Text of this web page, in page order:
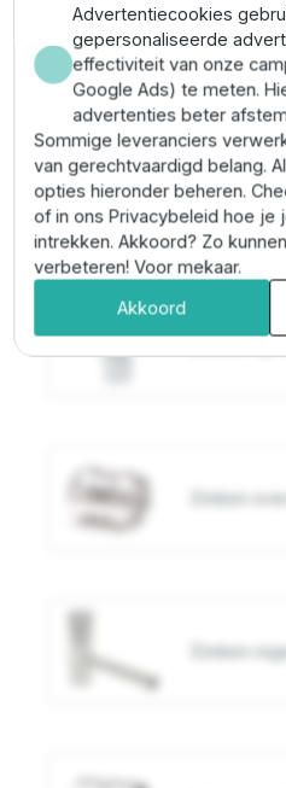
Anderen
Zinken
Zinken
Advertentiecookies
gepersonaliseerde
effectiviteit van onze
Google Ads) te meten.
advertenties beter
Sommige leveranciers
van gerechtvaardigd belang.
opties hieronder beheren.
of in ons Privacybeleid hoe je
intrekken. Akkoord? Zo
verbeteren! Voor mekaar.
Akkoord